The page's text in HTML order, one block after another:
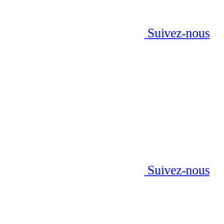
Suivez-nous
Suivez-nous